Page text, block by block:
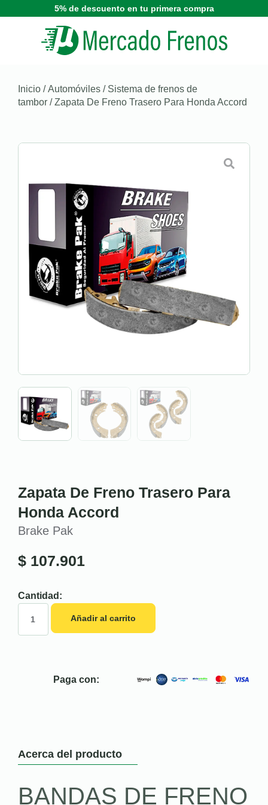
5% de descuento en tu primera compra
Inicio /Automóviles / Sistema de frenos de
tambor / Zapata De Freno Trasero Para Honda Accord
Zapata De Freno Trasero Para
Honda Accord
Brake Pak
$ 107.901
Cantidad:
Añadir al carrito
Paga con:
Acerca del producto
BANDAS DE FRENO